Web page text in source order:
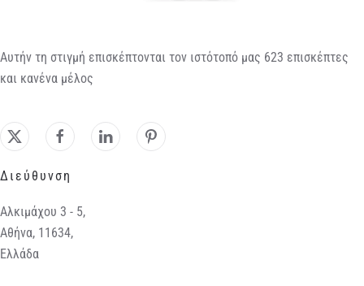
Αυτήν τη στιγμή επισκέπτονται τον ιστότοπό μας 623 επισκέπτες
και κανένα μέλος
Διεύθυνση
Αλκιμάχου 3 - 5,
Αθήνα, 11634,
Ελλάδα